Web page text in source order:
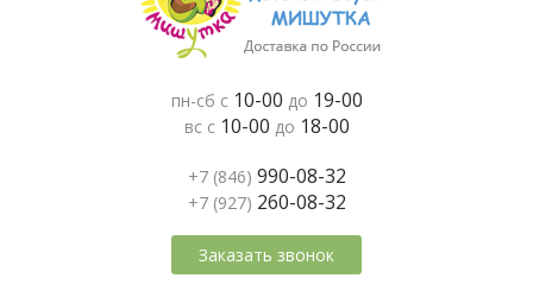
пн-сб с 10-00 до 19-00
вс с 10-00 до 18-00
+7 (846) 990-08-32
+7 (927) 260-08-32
Заказать звонок